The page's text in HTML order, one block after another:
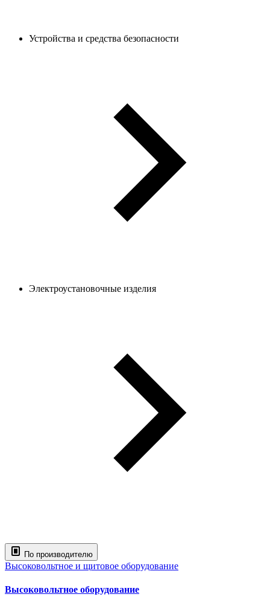
Устройства и средства безопасности
Электроустановочные изделия
По производителю
Высоковольтное и щитовое оборудование
Высоковольтное оборудование